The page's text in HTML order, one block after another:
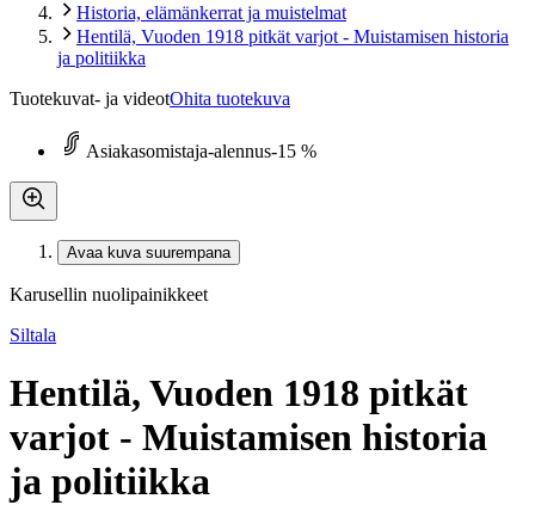
Historia, elämänkerrat ja muistelmat
Hentilä, Vuoden 1918 pitkät varjot - Muistamisen historia
ja politiikka
Tuotekuvat- ja videotOhita tuotekuva
Asiakasomistaja-alennus-15 %
Avaa kuva suurempana
Karusellin nuolipainikkeet
Siltala
Hentilä, Vuoden 1918 pitkät
varjot - Muistamisen historia
ja politiikka